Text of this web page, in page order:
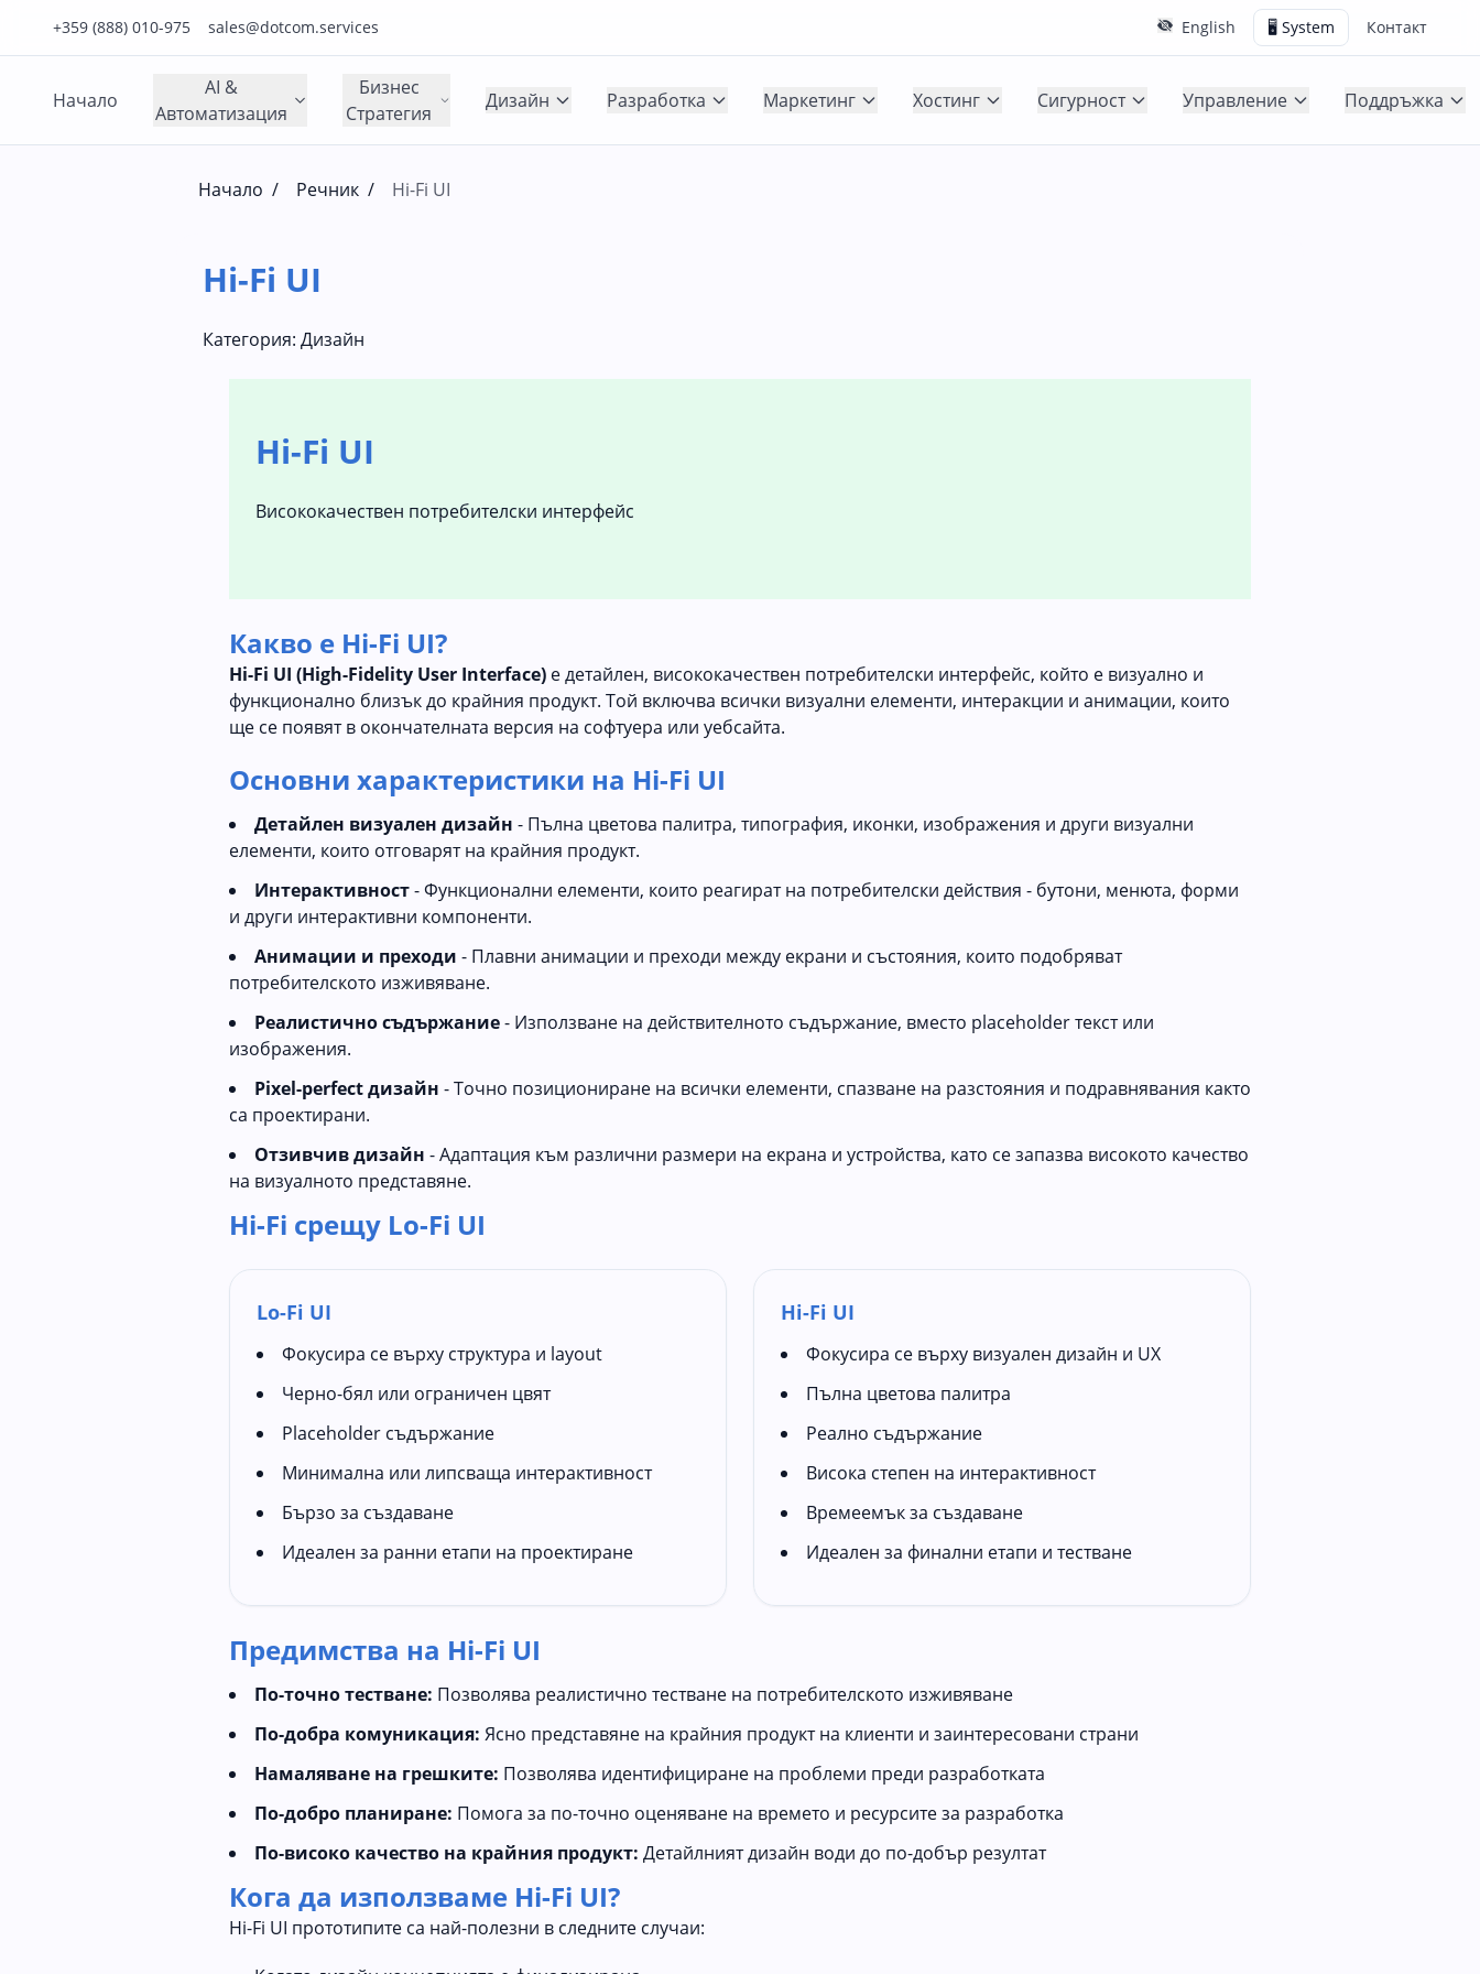
+359 (888) 010-975
Нашия телефонен номер е 0888010975
sales@dotcom.services
Нашия имейл адрес е sales@dotcom.services English 🖥️ System Контакт
Начало
AI &
Автоматизация
Бизнес
Стратегия
Дизайн Разработка Маркетинг Хостинг Сигурност Управление Поддръжка
Начало / Речник / Hi-Fi UI
Hi-Fi UI
Категория: Дизайн
Hi-Fi UI
Висококачествен потребителски интерфейс
Какво е Hi-Fi UI?
Hi-Fi UI (High-Fidelity User Interface) е детайлен, висококачествен потребителски интерфейс, който е визуално и
функционално близък до крайния продукт. Той включва всички визуални елементи, интеракции и анимации, които
ще се появят в окончателната версия на софтуера или уебсайта.
Основни характеристики на Hi-Fi UI
Детайлен визуален дизайн - Пълна цветова палитра, типография, иконки, изображения и други визуални
елементи, които отговарят на крайния продукт.
Интерактивност- Функционални елементи, които реагират на потребителски действия - бутони, менюта, форми
и други интерактивни компоненти.
Анимации и преходи - Плавни анимации и преходи между екрани и състояния, които подобряват
потребителското изживяване.
Реалистично съдържание- Използване на действителното съдържание, вместо placeholder текст или
изображения.
Pixel-perfect дизайн - Точно позициониране на всички елементи, спазване на разстояния и подравнявания както
са проектирани.
Отзивчив дизайн - Адаптация към различни размери на екрана и устройства, като се запазва високото качество
на визуалното представяне.
Hi-Fi срещу Lo-Fi UI
Lo-Fi UI
Фокусира се върху структура и layout
Черно-бял или ограничен цвят
Placeholder съдържание
Минимална или липсваща интерактивност
Бързо за създаване
Идеален за ранни етапи на проектиране
Hi-Fi UI
Фокусира се върху визуален дизайн и UX
Пълна цветова палитра
Реално съдържание
Висока степен на интерактивност
Времеемък за създаване
Идеален за финални етапи и тестване
Предимства на Hi-Fi UI
По-точно тестване: Позволява реалистично тестване на потребителското изживяване
По-добра комуникация: Ясно представяне на крайния продукт на клиенти и заинтересовани страни
Намаляване на грешките: Позволява идентифициране на проблеми преди разработката
По-добро планиране: Помога за по-точно оценяване на времето и ресурсите за разработка
По-високо качество на крайния продукт: Детайлният дизайн води до по-добър резултат
Кога да използваме Hi-Fi UI?
Hi-Fi UI прототипите са най-полезни в следните случаи: